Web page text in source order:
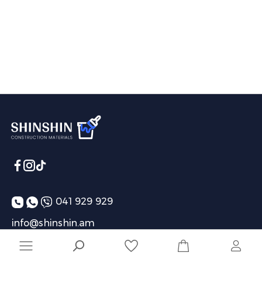
041 929 929
info@shinshin.am
Առաքման ժամեր՝ 10:00-19:00